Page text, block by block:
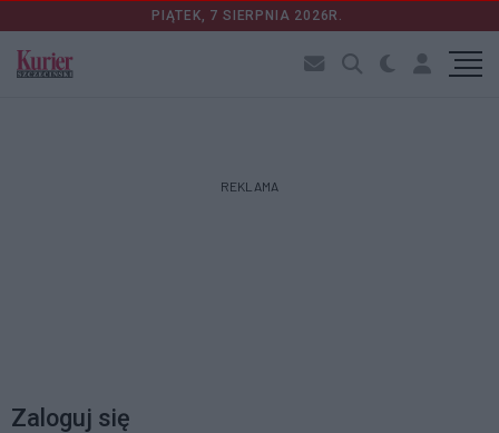
PIĄTEK, 7 SIERPNIA 2026R.
REKLAMA
Zaloguj się